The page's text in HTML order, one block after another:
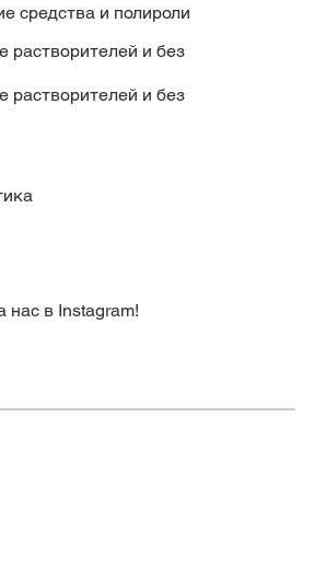
средства и полироли
растворителей и без
растворителей и без
нас в Instagram!